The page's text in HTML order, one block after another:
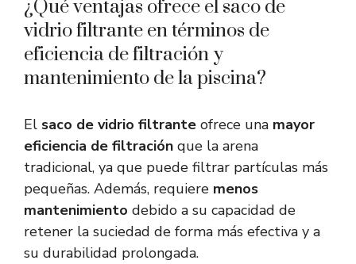
¿Qué ventajas ofrece el saco de
vidrio filtrante en términos de
eficiencia de filtración y
mantenimiento de la piscina?
El saco de vidrio filtrante ofrece una mayor
eficiencia de filtración que la arena
tradicional, ya que puede filtrar partículas más
pequeñas. Además, requiere menos
mantenimiento debido a su capacidad de
retener la suciedad de forma más efectiva y a
su durabilidad prolongada.